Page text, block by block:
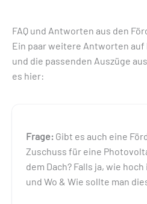
FAQ und Antworten aus den
Ein paar weitere Antworten
und die passenden Auszüge
es hier:
Frage: Gibt es auch eine
Zuschuss für eine
dem Dach? Falls ja, wie
und Wo & Wie sollte man